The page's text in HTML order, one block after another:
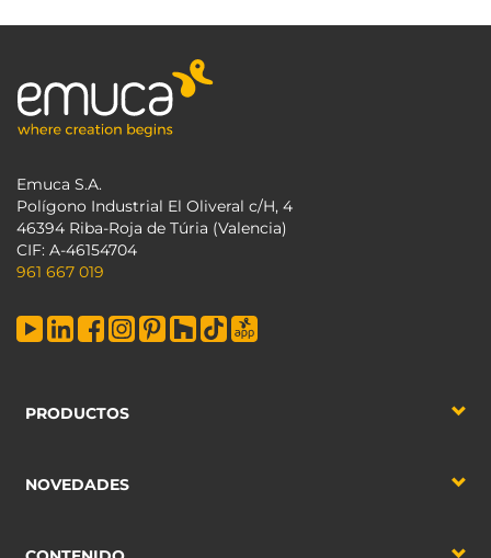
Emuca S.A.
Polígono Industrial El Oliveral c/H, 4
46394 Riba-Roja de Túria (Valencia)
CIF: A-46154704
961 667 019
PRODUCTOS
NOVEDADES